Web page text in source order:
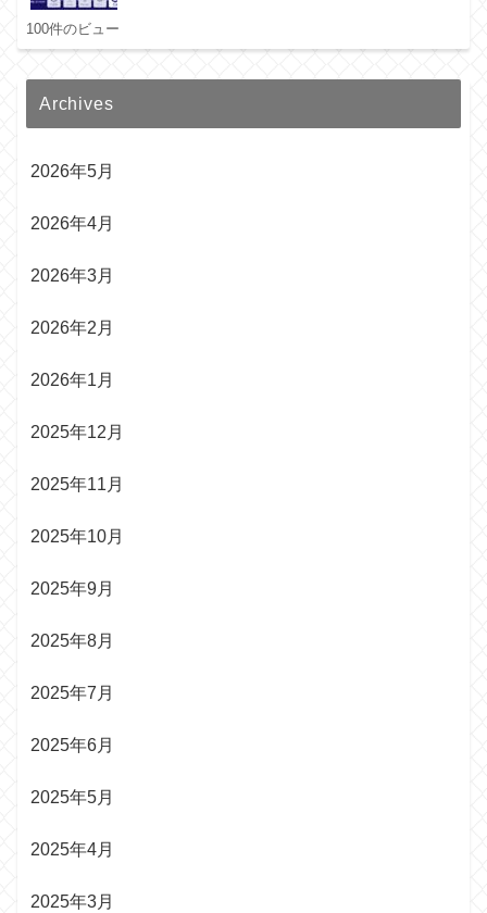
100件のビュー
Archives
2026年5月
2026年4月
2026年3月
2026年2月
2026年1月
2025年12月
2025年11月
2025年10月
2025年9月
2025年8月
2025年7月
2025年6月
2025年5月
2025年4月
2025年3月